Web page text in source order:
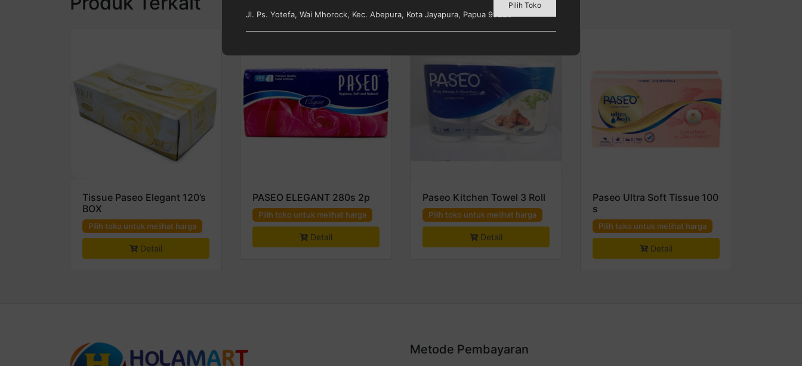
Tissue Paseo Elegant 120’s
BOX
Pilih toko untuk melihat harga
Detail
PASEO ELEGANT 280s 2p
Pilih toko untuk melihat harga
Detail
Paseo Kitchen Towel 3 Roll
Pilih toko untuk melihat harga
Detail
Paseo Ultra Soft Tissue 100
s
Pilih toko untuk melihat harga
Detail
Metode Pembayaran
Jl. Ps. Yotefa, Wai Mhorock, Kec. Abepura, Kota Jayapura, Papua 99225
Pilih Toko